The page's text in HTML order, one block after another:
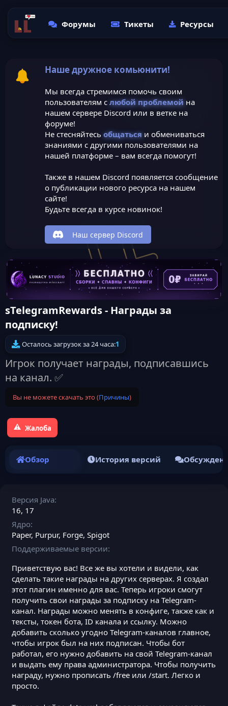
Форумы Тикеты Ресурсы
Наше дружное комьюнити!
Мы всегда стремимся помочь своим
пользователям с любой проблемойна
нашем сервере Discord или в ветке на
форуме!
Не стесняйтесь общатьсяи обмениваться
знаниями с другими пользователями на
нашей платформе – вам всегда помогут!
Также в нашем Discord появляется сообщение
о публикации нового ресурса на нашем
сайте!
Будьте всегда в курсе новинок!
Наш сервер Discord
sTelegramRewards - Награды за
подписку!
Осталось загрузок за 24 часа:1
Игрок получает награды, подписавшись
на канал. ✅
Вы не можете скачать это (Причины)
Жалоба
Обзор История версий
Версия Java
16 17
Ядро
Paper Purpur Forge Spigot
Поддерживаемые версии
Приветствую вас! Все же вы хотели и видели, как
сделать такие награды на других серверах. Я создал
этот плагин именно для вас. Теперь игроки смогут
получить свои награды за подписку на Telegram-
канал. Награды можно менять в конфиге, также как и
тексты, токен бота, ID канала и ссылку. Можно
добавить сколько угодно Telegram-каналов главное,
чтобы игрок был на них подписан. Чтобы бот
работал, его нужно добавить на свой Telegram-канал
и выдать ему права администратора. Чтобы получить
награду, нужно прописать /free или /start. Легко и
просто.